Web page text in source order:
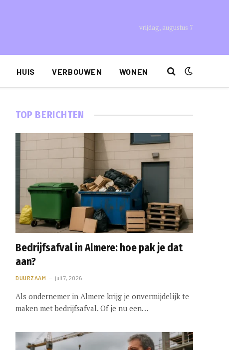
vrijdag, augustus 7
HUIS VERBOUWEN WONEN
TOP BERICHTEN
Bedrijfsafval in Almere: hoe pak je dat
aan?
DUURZAAM juli 7, 2026
Als ondernemer in Almere krijg je onvermijdelijk te
maken met bedrijfsafval. Of je nu een…